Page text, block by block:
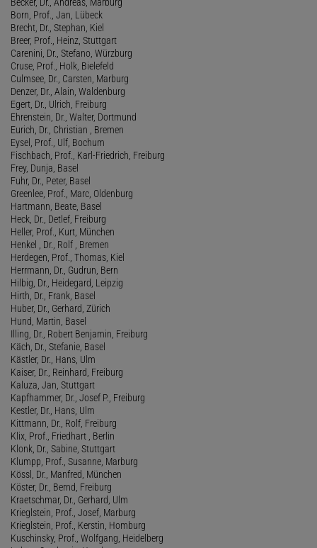
Born, Prof., Jan, Lübeck
Brecht, Dr., Stephan, Kiel
Breer, Prof., Heinz, Stuttgart
Carenini, Dr., Stefano, Würzburg
Cruse, Prof., Holk, Bielefeld
Culmsee, Dr., Carsten, Marburg
Denzer, Dr., Alain, Waldenburg
Egert, Dr., Ulrich, Freiburg
Ehrenstein, Dr., Walter, Dortmund
Eurich, Dr., Christian , Bremen
Eysel, Prof., Ulf, Bochum
Fischbach, Prof., Karl-Friedrich, Freiburg
Frey, Dunja, Basel
Fuhr, Dr., Peter, Basel
Greenlee, Prof., Marc, Oldenburg
Hartmann, Beate, Basel
Heck, Dr., Detlef, Freiburg
Heller, Prof., Kurt, München
Henkel , Dr., Rolf , Bremen
Herdegen, Prof., Thomas, Kiel
Herrmann, Dr., Gudrun, Bern
Hilbig, Dr., Heidegard, Leipzig
Hirth, Dr., Frank, Basel
Huber, Dr., Gerhard, Zürich
Hund, Martin, Basel
Illing, Dr., Robert Benjamin, Freiburg
Käch, Dr., Stefanie, Basel
Kästler, Dr., Hans, Ulm
Kaiser, Dr., Reinhard, Freiburg
Kaluza, Jan, Stuttgart
Kapfhammer, Dr., Josef P., Freiburg
Kestler, Dr., Hans, Ulm
Kittmann, Dr., Rolf, Freiburg
Klix, Prof., Friedhart , Berlin
Klonk, Dr., Sabine, Stuttgart
Klumpp, Prof., Susanne, Marburg
Kössl, Dr., Manfred, München
Köster, Dr., Bernd, Freiburg
Kraetschmar, Dr., Gerhard, Ulm
Krieglstein, Prof., Josef, Marburg
Krieglstein, Prof., Kerstin, Homburg
Kuschinsky, Prof., Wolfgang, Heidelberg